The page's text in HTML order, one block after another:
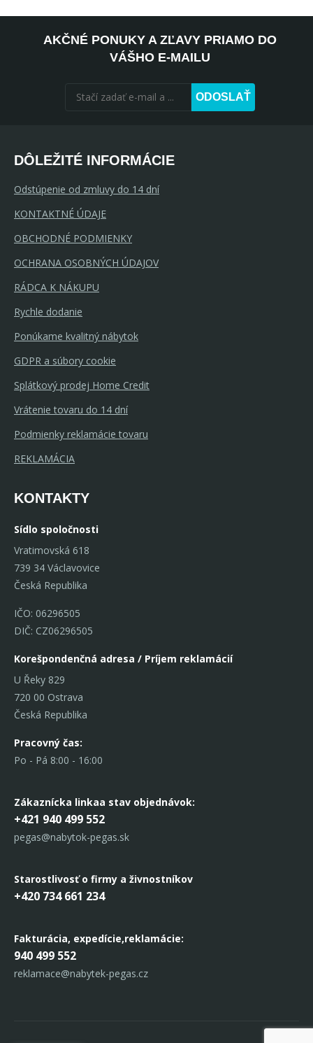
AKČNÉ PONUKY A ZĽAVY PRIAMO DO
VÁŠHO E-MAILU
ODOSLAŤ
DÔLEŽITÉ INFORMÁCIE
Odstúpenie od zmluvy do 14 dní
KONTAKTNÉ ÚDAJE
OBCHODNÉ PODMIENKY
OCHRANA OSOBNÝCH ÚDAJOV
RÁDCA K NÁKUPU
Rychle dodanie
Ponúkame kvalitný nábytok
GDPR a súbory cookie
Splátkový prodej Home Credit
Vrátenie tovaru do 14 dní
Podmienky reklamácie tovaru
REKLAMÁCIA
KONTAKTY
Sídlo spoločnosti
Vratimovská 618
739 34 Václavovice
Česká Republika
IČO: 06296505
DIČ: CZ06296505
Korešpondenčná adresa / Príjem reklamácií
U Řeky 829
720 00 Ostrava
Česká Republika
Pracovný čas:
Po - Pá 8:00 - 16:00
Zákaznícka linkaa stav objednávok:
+421 940 499 552
pegas@nabytok-pegas.sk
Starostlivosť o firmy a živnostníkov
+420 734 661 234
Fakturácia, expedície,reklamácie:
940 499 552
reklamace@nabytek-pegas.cz